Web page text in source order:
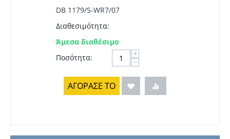
DB 1179/S-WR7/07
Διαθεσιμότητα:
Άμεσα διαθέσιμο
Ποσότητα:
+
−
ΑΓΟΡΑΣΕ ΤΟ